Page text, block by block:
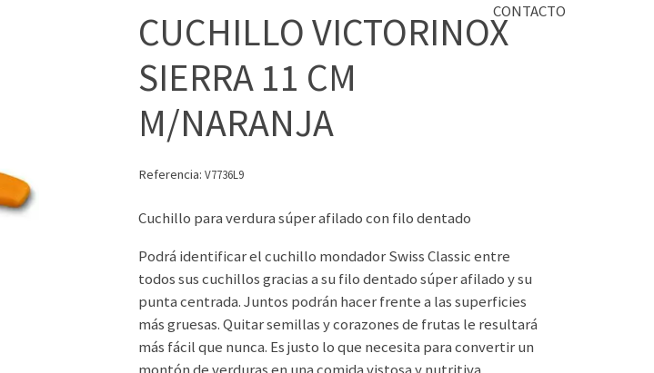
CONTACTO
CUCHILLO VICTORINOX
SIERRA 11 CM
M/NARANJA
Referencia:V7736L9
Cuchillo para verdura súper afilado con filo dentado
Podrá identificar el cuchillo mondador Swiss Classic entre
todos sus cuchillos gracias a su filo dentado súper afilado y su
punta centrada. Juntos podrán hacer frente a las superficies
más gruesas. Quitar semillas y corazones de frutas le resultará
más fácil que nunca. Es justo lo que necesita para convertir un